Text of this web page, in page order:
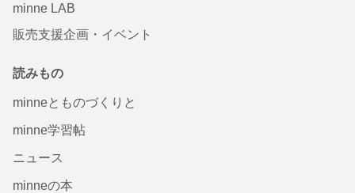
minne LAB
販売支援企画・イベント
読みもの
minneとものづくりと
minne学習帖
ニュース
minneの本